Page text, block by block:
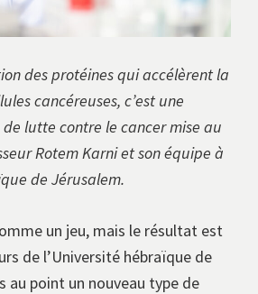
des protéines qui accélèrent la
cancéreuses, c’est une
lutte contre le cancer mise au
Rotem Karni et son équipe à
de Jérusalem.
un jeu, mais le résultat est
de l’Université hébraïque de
au point un nouveau type de